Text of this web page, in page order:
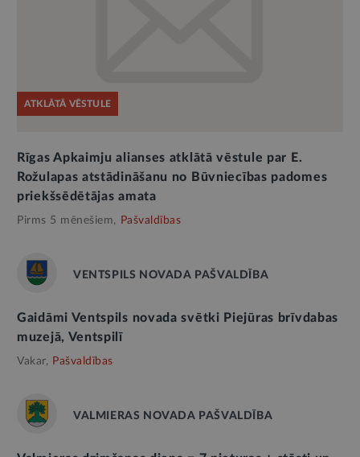
ATKLĀTĀ VĒSTULE
Rīgas Apkaimju alianses atklātā vēstule par E.
Rožulapas atstādināšanu no Būvniecības padomes
priekšsēdētājas amata
Pirms 5 mēnešiem, Pašvaldības
VENTSPILS NOVADA PAŠVALDĪBA
Gaidāmi Ventspils novada svētki Piejūras brīvdabas
muzejā, Ventspilī
Vakar, Pašvaldības
VALMIERAS NOVADA PAŠVALDĪBA